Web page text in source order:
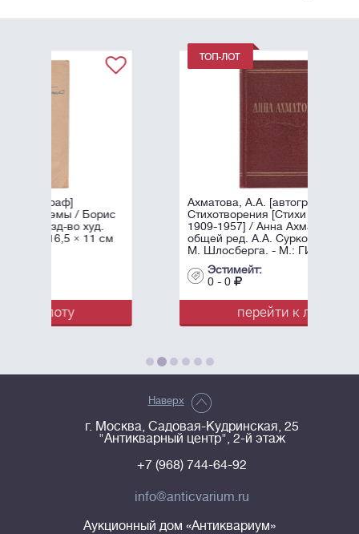
Ахматова, А.А. [автограф]
Стихотворения [Стихи разных лет
1909-1957] / Анна Ахматова, под
общей ред. А.А. Суркова; Оформл.
М. Шлосберга. - М.: ГИХЛ, ...
Наверх
г. Москва, Садовая-Кудринская, 25
"Антикварный центр", 2-й этаж
+7 (968) 744-64-92
info@anticvarium.ru
Аукционный дом «Антиквариум»